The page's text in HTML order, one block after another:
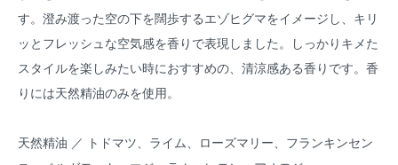
す。澄み渡った空の下を闊歩するエゾヒグマをイメージし、キリ
ッとフレッシュな空気感を香りで表現しました。しっかりキメた
スタイルを楽しみたい時におすすめの、清涼感ある香りです。香
りには天然精油のみを使用。
天然精油 ／ トドマツ、ライム、ローズマリー、フランキンセン